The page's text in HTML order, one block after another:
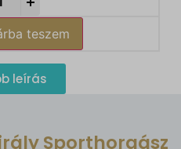
teszem
leírás
Sporthorgász